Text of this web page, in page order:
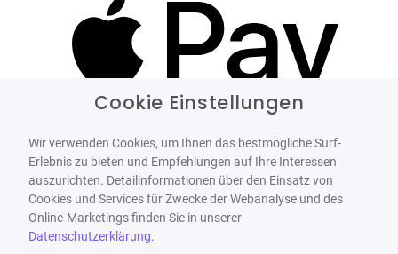
Cookie Einstellungen
Wir verwenden Cookies, um Ihnen das bestmögliche Surf-
Erlebnis zu bieten und Empfehlungen auf Ihre Interessen
auszurichten. Detailinformationen über den Einsatz von
Cookies und Services für Zwecke der Webanalyse und des
Online-Marketings finden Sie in unserer
Datenschutzerklärung.